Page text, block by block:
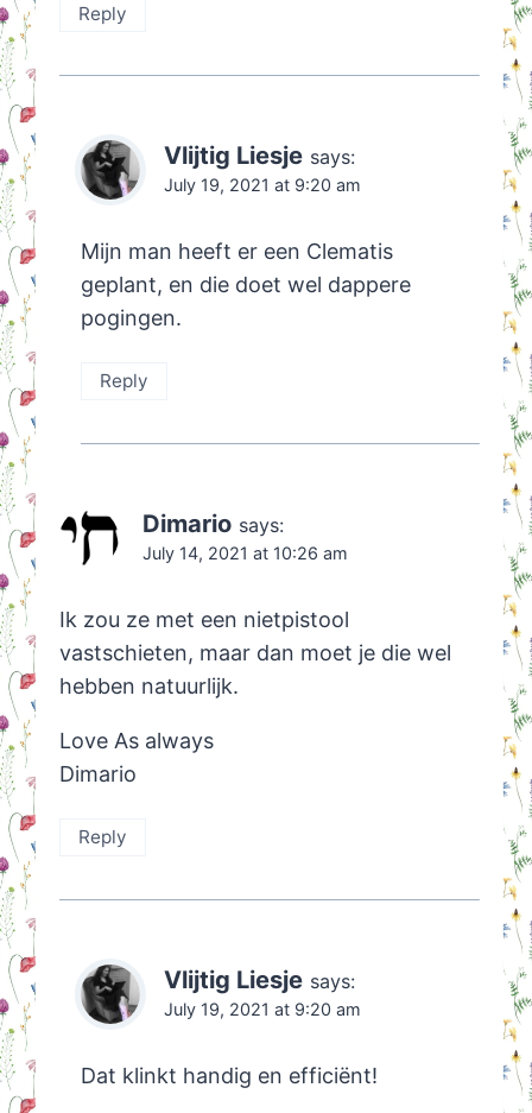
Reply
Vlijtig Liesje says:
July 19, 2021 at 9:20 am
Mijn man heeft er een Clematis
geplant, en die doet wel dappere
pogingen.
Reply
Dimario says:
July 14, 2021 at 10:26 am
Ik zou ze met een nietpistool
vastschieten, maar dan moet je die wel
hebben natuurlijk.
Love As always
Dimario
Reply
Vlijtig Liesje says:
July 19, 2021 at 9:20 am
Dat klinkt handig en efficiënt!